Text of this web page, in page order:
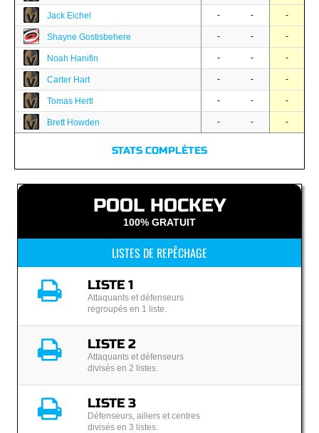
Jack Eichel - - -
Shayne Gostisbehere - - -
Noah Hanifin - - -
Carter Hart - - -
Tomas Hertl - - -
Brett Howden - - -
STATS COMPLÈTES
POOL HOCKEY
100% GRATUIT
LISTES DE REPÊCHAGE
LISTE 1
Attaquants et défenseurs
regroupés en 1 liste.
LISTE 2
Attaquants et défenseurs
divisés en 2 listes.
LISTE 3
Défenseurs, ailiers et centres
divisés en 3 listes.